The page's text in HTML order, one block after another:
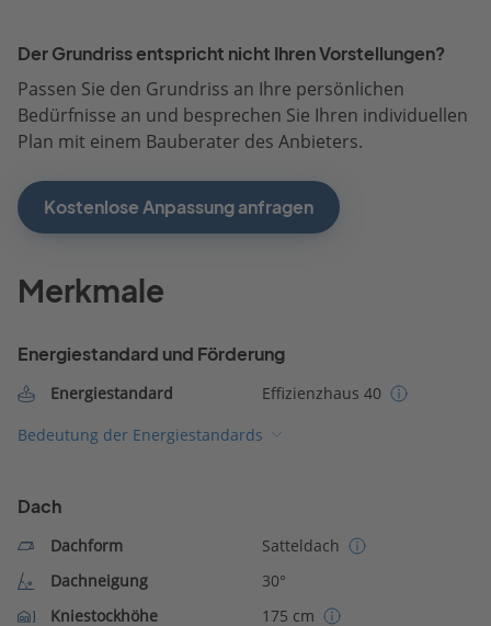
Der Grundriss entspricht nicht Ihren Vorstellungen?
Passen Sie den Grundriss an Ihre persönlichen
Bedürfnisse an und besprechen Sie Ihren individuellen
Plan mit einem Bauberater des Anbieters.
Kostenlose Anpassung anfragen
Merkmale
Energiestandard und Förderung
Energiestandard
Effizienzhaus 40
Bedeutung der Energiestandards
Dach
Dachform
Satteldach
Dachneigung
30°
Kniestockhöhe
175 cm